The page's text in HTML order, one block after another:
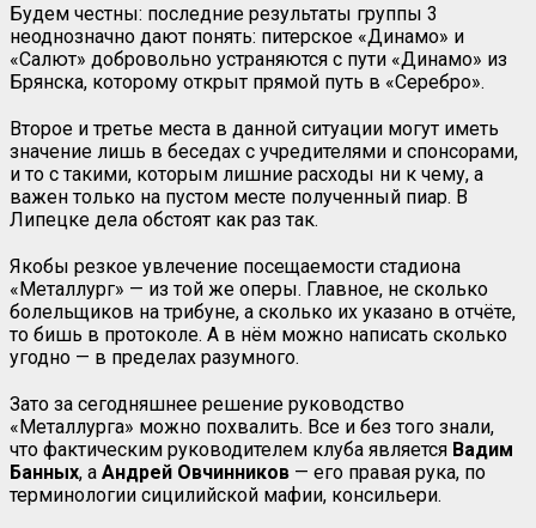
Будем честны: последние результаты группы 3
неоднозначно дают понять: питерское «Динамо» и
«Салют» добровольно устраняются с пути «Динамо» из
Брянска, которому открыт прямой путь в «Серебро».
Второе и третье места в данной ситуации могут иметь
значение лишь в беседах с учредителями и спонсорами,
и то с такими, которым лишние расходы ни к чему, а
важен только на пустом месте полученный пиар. В
Липецке дела обстоят как раз так.
Якобы резкое увлечение посещаемости стадиона
«Металлург» — из той же оперы. Главное, не сколько
болельщиков на трибуне, а сколько их указано в отчёте,
то бишь в протоколе. А в нём можно написать сколько
угодно — в пределах разумного.
Зато за сегодняшнее решение руководство
«Металлурга» можно похвалить. Все и без того знали,
что фактическим руководителем клуба является Вадим
Банных, а Андрей Овчинников — его правая рука, по
терминологии сицилийской мафии, консильери.